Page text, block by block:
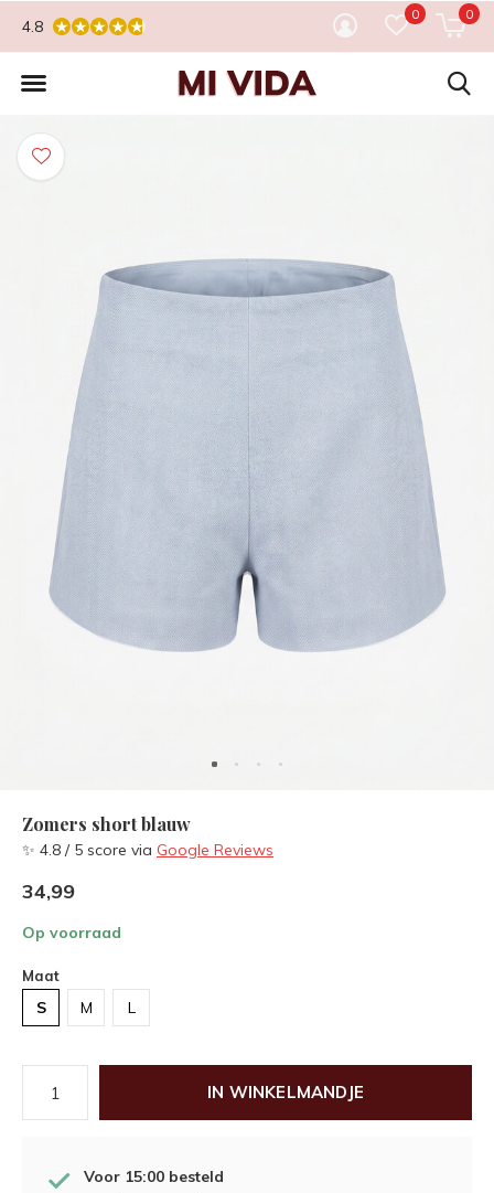
0 0
4.8
Zomers short blauw
✨ 4.8 / 5 score via Google Reviews
34,99
Op voorraad
Maat
S M L
IN WINKELMANDJE
Voor 15:00 besteld